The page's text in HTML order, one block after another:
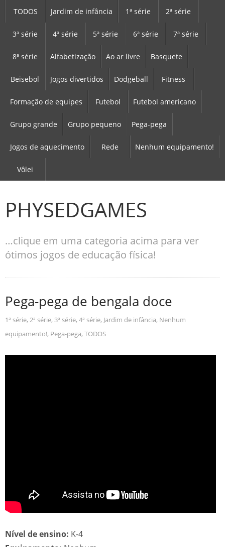
TODOS Jardim de infância 1ª série 2ª série
3ª série 4ª série 5ª série 6ª série 7ª série
8ª série Alfabetização Ao ar livre Basquete
Beisebol Jogos divertidos Dodgeball Fitness
Formação de equipes Futebol Futebol americano
Grupo grande Grupo pequeno Pega-pega
Jogos de aquecimento Rede Nenhum equipamento!
Vôlei
PHYSEDGAMES
…clique em uma categoria acima para ver
ótimos jogos de educação física!
Pega-pega de bengala doce
1ª série, 2ª série, 3ª série, 4ª série, Jardim de infância, Nenhum
equipamento!, Pega-pega, TODOS
Nível de ensino: K-4